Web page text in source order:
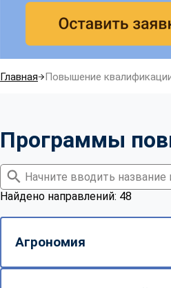
Главная Повышение
Программы
Найдено направлений: 48
Агрономия